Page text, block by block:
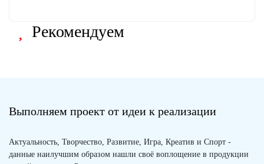
Рекомендуем
Выполняем проект от идеи к реализации
Актуальность, Творчество, Развитие, Игра, Креатив и Спорт -
данные наилучшим образом нашли своё воплощение в продукции